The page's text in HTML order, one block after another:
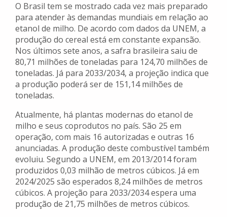
O Brasil tem se mostrado cada vez mais preparado
para atender às demandas mundiais em relação ao
etanol de milho. De acordo com dados da UNEM, a
produção do cereal está em constante expansão.
Nos últimos sete anos, a safra brasileira saiu de
80,71 milhões de toneladas para 124,70 milhões de
toneladas. Já para 2033/2034, a projeção indica que
a produção poderá ser de 151,14 milhões de
toneladas.
Atualmente, há plantas modernas do etanol de
milho e seus coprodutos no país. São 25 em
operação, com mais 16 autorizadas e outras 16
anunciadas. A produção deste combustível também
evoluiu. Segundo a UNEM, em 2013/2014 foram
produzidos 0,03 milhão de metros cúbicos. Já em
2024/2025 são esperados 8,24 milhões de metros
cúbicos. A projeção para 2033/2034 espera uma
produção de 21,75 milhões de metros cúbicos.